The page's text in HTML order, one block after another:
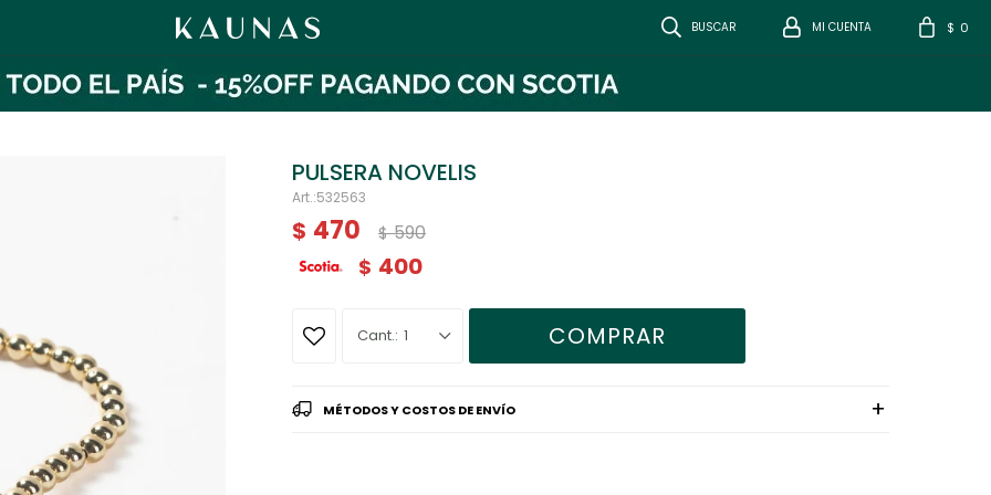
$ 0
PULSERA NOVELIS
532563
$ 470 $ 590
$ 400
1 COMPRAR
MÉTODOS Y COSTOS DE ENVÍO